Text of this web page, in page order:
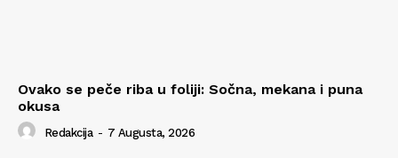
Ovako se peče riba u foliji: Sočna, mekana i puna
okusa
Redakcija - 7 Augusta, 2026